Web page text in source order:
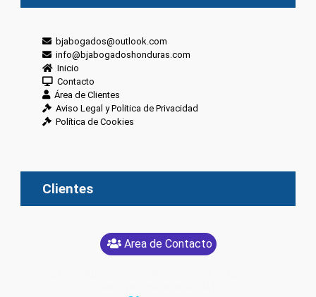
bjabogados@outlook.com
info@bjabogadoshonduras.com
Inicio
Contacto
Área de Clientes
Aviso Legal y Politica de Privacidad
Política de Cookies
Clientes
Area de Contacto